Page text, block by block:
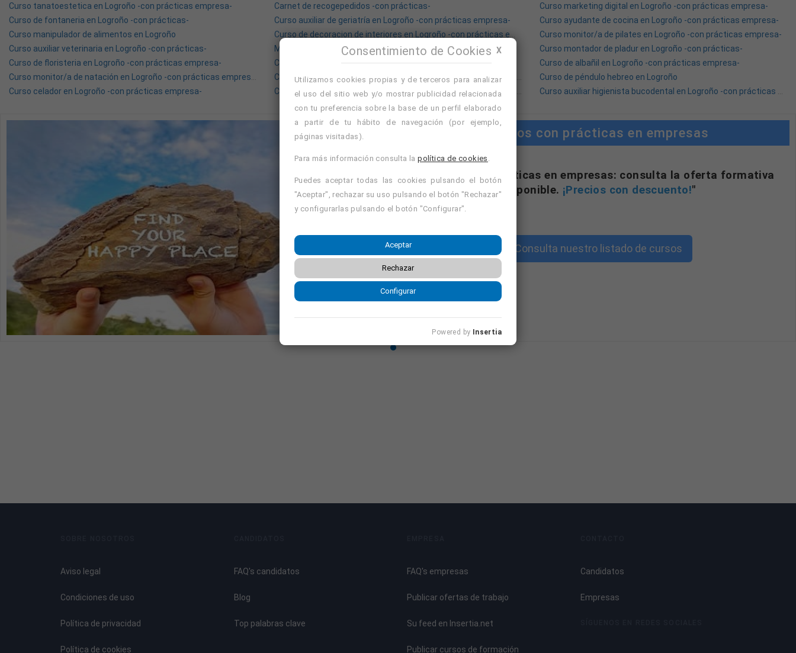
Curso tanatoestetica en Logroño -con prácticas empresa-
Carnet de recogepedidos -con prácticas-
Curso marketing digital en Logroño -con prácticas empresa-
Curso de fontaneria en Logroño -con prácticas-
Curso auxiliar de geriatría en Logroño -con prácticas empresa-
Curso ayudante de cocina en Logroño -con prácticas empresa-
Curso manipulador de alimentos en Logroño
Curso monitor/a de pilates en Logroño -con prácticas empresa-
Curso auxiliar veterinaria en Logroño -con prácticas-
Masaje facial kobido en Logroño -intensivo-
Curso montador de pladur en Logroño -con prácticas-
Curso de floristeria en Logroño -con prácticas empresa-
Curso de pescadería en Logroño -con prácticas empresa-
Curso de albañil en Logroño -con prácticas empresa-
Curso de péndulo hebreo en Logroño
Curso celador en Logroño -con prácticas empresa-
Cursos con prácticas en empresas
"Cursos con prácticas en empresas: consulta la oferta formativa
disponible. ¡Precios con descuento!"
Consulta nuestro listado de cursos
Aviso legal
Condiciones de uso
Política de privacidad
Política de cookies
FAQ's candidatos
Blog
Top palabras clave
FAQ's empresas
Publicar ofertas de trabajo
Su feed en Insertia.net
Publicar cursos de formación
Candidatos
Empresas
X
Consentimiento de Cookies
Utilizamos cookies propias y de terceros para analizar
el uso del sitio web y/o mostrar publicidad relacionada
con tu preferencia sobre la base de un perfil elaborado
a partir de tu hábito de navegación (por ejemplo,
páginas visitadas).
Para más información consulta lapolítica de cookies .
Puedes aceptar todas las cookies pulsando el botón
"Aceptar", rechazar su uso pulsando el botón "Rechazar"
y configurarlas pulsando el botón "Configurar".
Aceptar
Rechazar
Configurar
Powered by Insertia